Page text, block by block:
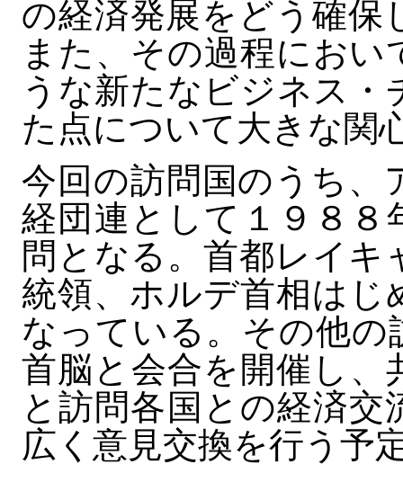
の経済発展をどう確保
また、その過程にお
うな新たなビジネス
た点について大きな関
今回の訪問国のうち、
経団連として１９８８
問となる。首都レイ
統領、ホルデ首相はじ
なっている。その他
首脳と会合を開催し、
と訪問各国との経済
広く意見交換を行う予